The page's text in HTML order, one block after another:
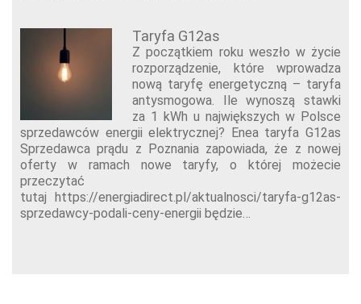
Taryfa G12as
Z początkiem roku weszło w życie
rozporządzenie, które wprowadza
nową taryfę energetyczną – taryfa
antysmogowa. Ile wynoszą stawki
za 1 kWh u największych w Polsce
sprzedawców energii elektrycznej? Enea taryfa G12as
Sprzedawca prądu z Poznania zapowiada, że z nowej
oferty w ramach nowe taryfy, o której możecie
przeczytać
tutaj https://energiadirect.pl/aktualnosci/taryfa-g12as-
sprzedawcy-podali-ceny-energii będzie…